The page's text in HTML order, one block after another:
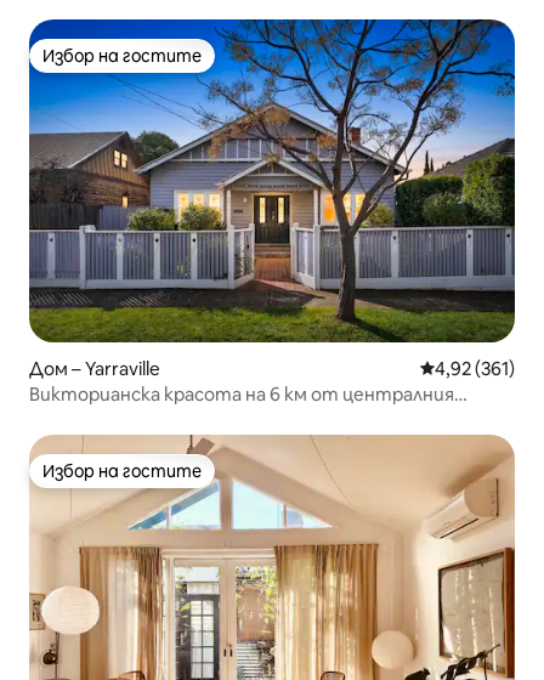
Избор на гостите
Избор на гостите
Дом – Yarraville Средна
4,92 (361)
Викторианска красота на 6 км от централния
Избор на гостите
Избор на гостите